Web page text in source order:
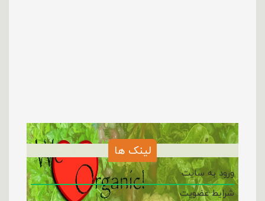
لینک ها
ورود به سایت
شرایط عضویت